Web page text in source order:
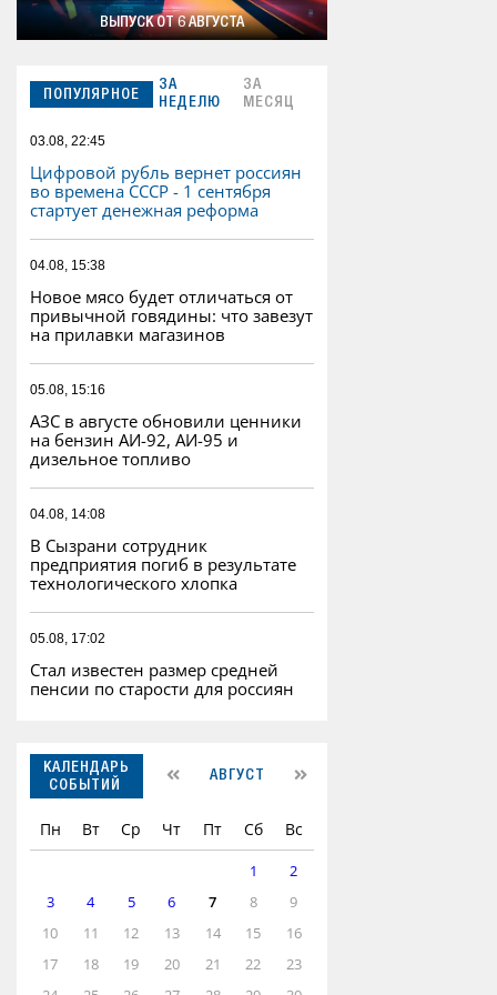
ВЫПУСК ОТ 6 АВГУСТА
ПОПУЛЯРНОЕ
ЗА
НЕДЕЛЮ
ЗА
МЕСЯЦ
03.08, 22:45
Цифровой рубль вернет россиян
во времена СССР - 1 сентября
стартует денежная реформа
04.08, 15:38
Новое мясо будет отличаться от
привычной говядины: что завезут
на прилавки магазинов
05.08, 15:16
АЗС в августе обновили ценники
на бензин АИ-92, АИ-95 и
дизельное топливо
04.08, 14:08
В Сызрани сотрудник
предприятия погиб в результате
технологического хлопка
05.08, 17:02
Стал известен размер средней
пенсии по старости для россиян
КАЛЕНДАРЬ
СОБЫТИЙ
АВГУСТ
Пн Вт Ср Чт Пт Сб Вс
1
2
3
4 5 6 7 8
9
10
11 12 13 14 15
16
17
18 19 20 21 22
23